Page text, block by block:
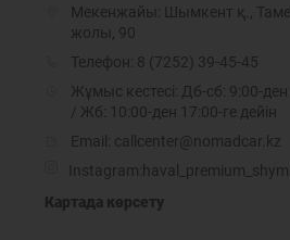
Мекенжайы: Шымкент қ.,
жолы, 90
Телефон: 8 (7252) 39-45-45
Жұмыс кестесі: Дб-сб: 9:00-ден
/ Жб: 10:00-ден 17:00-ге дейін
Email: callcenter@nomadcar.kz
Instagram:
Картада көрсету